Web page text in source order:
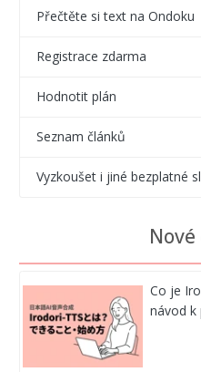
Přečtěte si text na Ondoku
Registrace zdarma
Hodnotit plán
Seznam článků
Vyzkoušet i jiné bezplatné
Co je
návod k